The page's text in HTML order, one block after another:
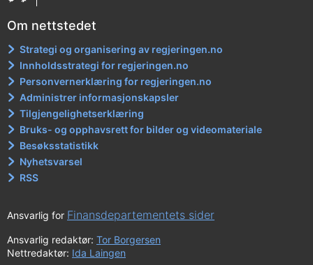
Om nettstedet
Strategi og organisering av regjeringen.no
Innholdsstrategi for regjeringen.no
Personvernerklæring for regjeringen.no
Administrer informasjonskapsler
Tilgjengelighetserklæring
Bruks- og opphavsrett for bilder og videomateriale
Besøksstatistikk
Nyhetsvarsel
RSS
Ansvarlig for Finansdepartementets sider
Ansvarlig redaktør: Tor Borgersen
Nettredaktør: Ida Laingen